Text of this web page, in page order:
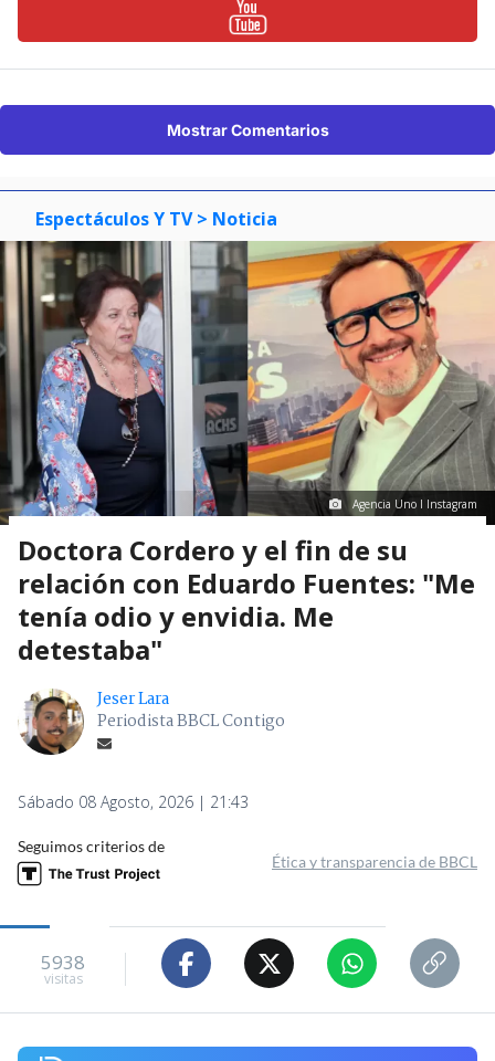
Mostrar Comentarios
Espectáculos Y TV > Noticia
Agencia Uno I Instagram
Doctora Cordero y el fin de su
relación con Eduardo Fuentes: "Me
tenía odio y envidia. Me
detestaba"
Jeser Lara
Periodista BBCL Contigo
Sábado 08 Agosto, 2026 | 21:43
Seguimos criterios de
Ética y transparencia de BBCL
5938
visitas